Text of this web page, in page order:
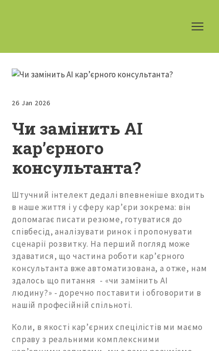
26 Jan 2026
Чи замінить AI
кар’єрного
консультанта?
Штучний інтелект дедалі впевненіше входить
в наше життя і у сферу кар’єри зокрема: він
допомагає писати резюме, готуватися до
співбесід, аналізувати ринок і пропонувати
сценарії розвитку. На перший погляд може
здаватися, що частина роботи кар’єрного
консультанта вже автоматизована, а отже, нам
здалось що питання - «чи замінить AI
людину?» - доречно поставити і обговорити в
нашій професійній спільноті.
Коли, в якості кар’єрних спецілістів ми маємо
справу з реальними комплексними